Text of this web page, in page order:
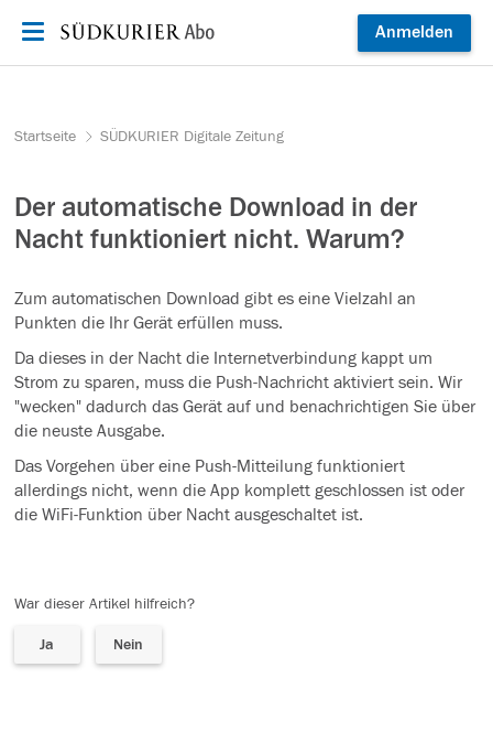
Anmelden
Startseite SÜDKURIER Digitale Zeitung
Der automatische Download in der
Nacht funktioniert nicht. Warum?
Zum automatischen Download gibt es eine Vielzahl an
Punkten die Ihr Gerät erfüllen muss.
Da dieses in der Nacht die Internetverbindung kappt um
Strom zu sparen, muss die Push-Nachricht aktiviert sein. Wir
"wecken" dadurch das Gerät auf und benachrichtigen Sie über
die neuste Ausgabe.
Das Vorgehen über eine Push-Mitteilung funktioniert
allerdings nicht, wenn die App komplett geschlossen ist oder
die WiFi-Funktion über Nacht ausgeschaltet ist.
War dieser Artikel hilfreich?
Ja Nein